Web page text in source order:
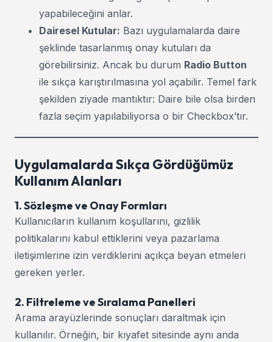
yapabileceğini anlar.
Dairesel Kutular: Bazı uygulamalarda daire
şeklinde tasarlanmış onay kutuları da
görebilirsiniz. Ancak bu durum Radio Button
ile sıkça karıştırılmasına yol açabilir. Temel fark
şekilden ziyade mantıktır: Daire bile olsa birden
fazla seçim yapılabiliyorsa o bir Checkbox’tır.
Uygulamalarda Sıkça Gördüğümüz
Kullanım Alanları
1. Sözleşme ve Onay Formları
Kullanıcıların kullanım koşullarını, gizlilik
politikalarını kabul ettiklerini veya pazarlama
iletişimlerine izin verdiklerini açıkça beyan etmeleri
gereken yerler.
2. Filtreleme ve Sıralama Panelleri
Arama arayüzlerinde sonuçları daraltmak için
kullanılır. Örneğin, bir kıyafet sitesinde aynı anda